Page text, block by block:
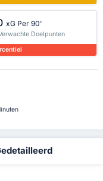
xG Per 90'
Doelpunten